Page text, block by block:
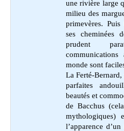
une rivière large
milieu des
primevères.
ses cheminées
prudent
monde sont
La Ferté-
parfaites
beautés et
de Bacchus
l’apparence